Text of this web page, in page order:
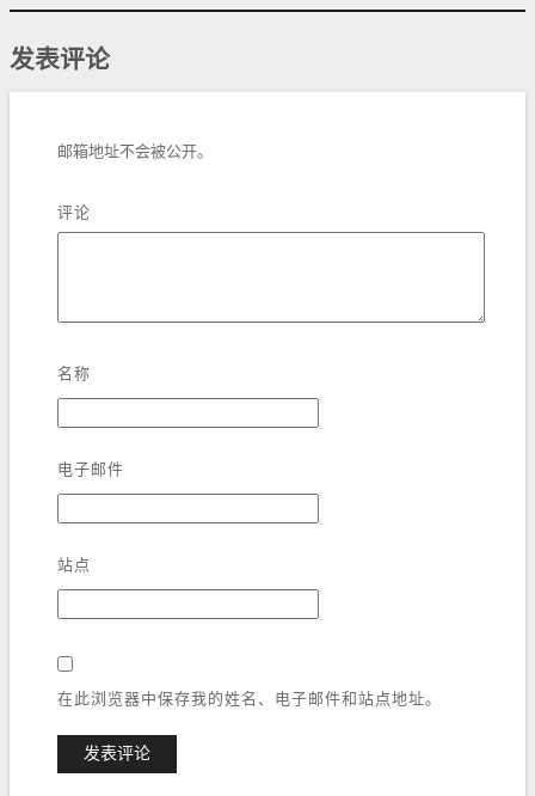
发表评论
邮箱地址不会被公开。
评论
名称
电子邮件
站点
在此浏览器中保存我的姓名、电子邮件和站点地址。